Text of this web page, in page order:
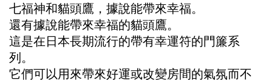
七福神和貓頭鷹，據說能帶來幸福。
還有據說能帶來幸福的貓頭鷹。
這是在日本長期流行的帶有幸運符的門簾系
列。
它們可以用來帶來好運或改變房間的氣氛而不